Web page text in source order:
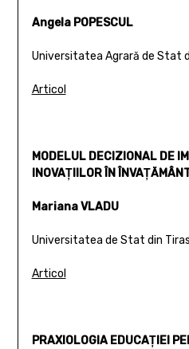
Angela POPESCUL
Universitatea Agrară de Stat
Articol
MODELUL DECIZIONAL DE
INOVAŢIILOR ÎN
Mariana VLADU
Universitatea de Stat din
Articol
PRAXIOLOGIA EDUCAŢIEI